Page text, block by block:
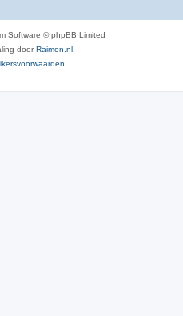
Software © phpBB Limited
doorRaimon.nl.